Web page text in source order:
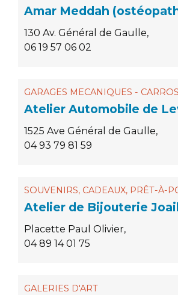
Amar Meddah
130 Av. Général de Gaulle,
06 19 57 06 02
GARAGES MECANIQUES -
Atelier Automobile de
1525 Ave Général de Gaulle,
04 93 79 81 59
SOUVENIRS, CADEAUX, PRÊT-À-
Atelier de Bijouterie
Placette Paul Olivier,
04 89 14 01 75
GALERIES D'ART